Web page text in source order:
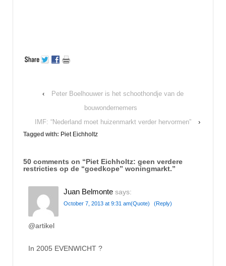
‹
Peter Boelhouwer is het schoothondje van de
bouwondernemers
IMF: “Nederland moet huizenmarkt verder hervormen”
›
Tagged with: Piet Eichholtz
50 comments on “Piet Eichholtz: geen verdere
restricties op de “goedkope” woningmarkt.”
Juan Belmonte says:
October 7, 2013 at 9:31 am(Quote) (Reply)
@artikel
In 2005 EVENWICHT ?